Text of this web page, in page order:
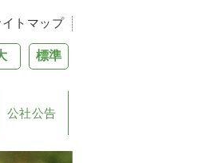
トマップ
標準
公社公告